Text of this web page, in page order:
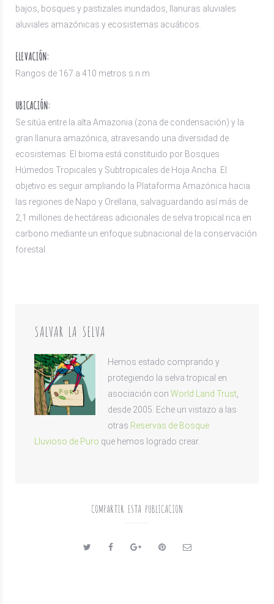
bajos, bosques y pastizales inundados, llanuras aluviales
aluviales amazónicas y ecosistemas acuáticos.
ELEVACIÓN:
Rangos de 167 a 410 metros s.n.m.
UBICACIÓN:
Se sitúa entre la alta Amazonia (zona de condensación) y la
gran llanura amazónica, atravesando una diversidad de
ecosistemas. El bioma está constituido por Bosques
Húmedos Tropicales y Subtropicales de Hoja Ancha. El
objetivo es seguir ampliando la Plataforma Amazónica hacia
las regiones de Napo y Orellana, salvaguardando así más de
2,1 millones de hectáreas adicionales de selva tropical rica en
carbono mediante un enfoque subnacional de la conservación
forestal.
SALVAR LA SELVA
Hemos estado comprando y
protegiendo la selva tropical en
asociación con World Land Trust
desde 2005. Eche un vistazo a las
otras Reservas de Bosque
Lluvioso de Puro que hemos logrado crear.
COMPARTIR ESTA PUBLICACION